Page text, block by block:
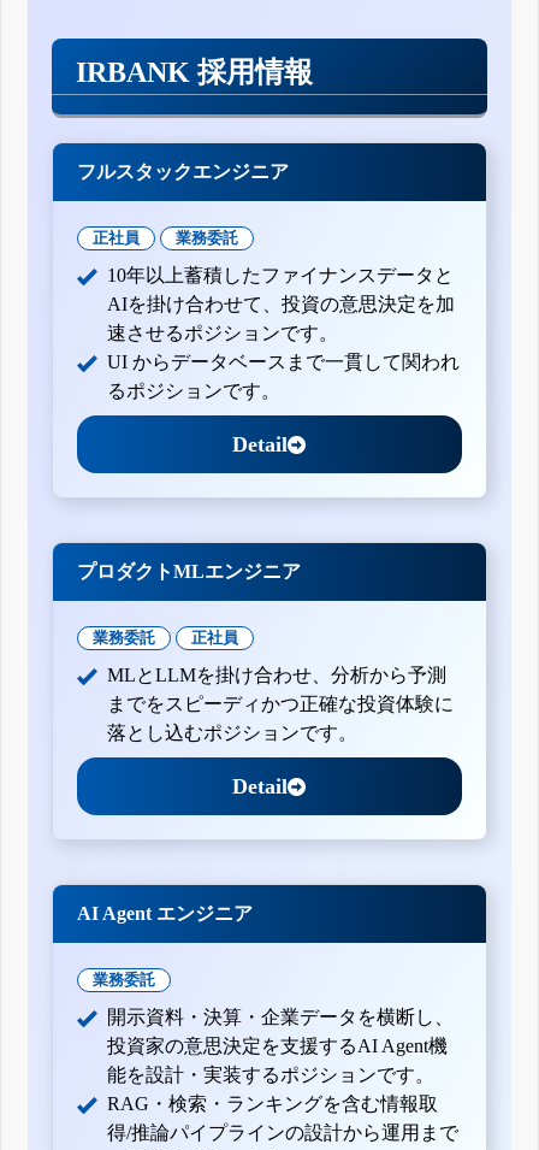
IRBANK 採用情報
フルスタックエンジニア
正社員 業務委託
10年以上蓄積したファイナンスデータと
AIを掛け合わせて、投資の意思決定を加
速させるポジションです。
UI からデータベースまで一貫して関われ
るポジションです。
Detail
プロダクトMLエンジニア
業務委託 正社員
MLとLLMを掛け合わせ、分析から予測
までをスピーディかつ正確な投資体験に
落とし込むポジションです。
Detail
AI Agent エンジニア
業務委託
開示資料・決算・企業データを横断し、
投資家の意思決定を支援するAI Agent機
能を設計・実装するポジションです。
RAG・検索・ランキングを含む情報取
得/推論パイプラインの設計から運用まで